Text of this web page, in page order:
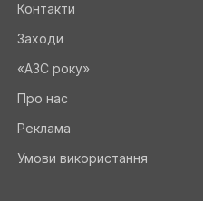
Контакти
Заходи
«АЗС року»
Про нас
Реклама
Умови використання